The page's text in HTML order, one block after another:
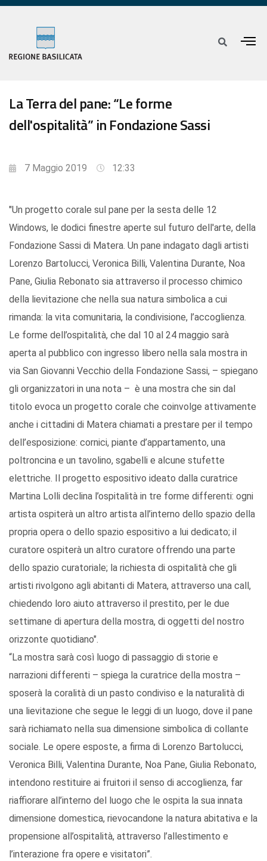
La Terra del pane: “Le forme
dell'ospitalità” in Fondazione Sassi
7 Maggio 2019 12:33
"Un progetto corale sul pane per la sesta delle 12
Windows, le dodici finestre aperte sul futuro dell'arte, della
Fondazione Sassi di Matera. Un pane indagato dagli artisti
Lorenzo Bartolucci, Veronica Billi, Valentina Durante, Noa
Pane, Giulia Rebonato sia attraverso il processo chimico
della lievitazione che nella sua natura simbolica a cui
rimanda: la vita comunitaria, la condivisione, l’accoglienza.
Le forme dell’ospitalità, che dal 10 al 24 maggio sarà
aperta al pubblico con ingresso libero nella sala mostra in
via San Giovanni Vecchio della Fondazione Sassi, – spiegano
gli organizzatori in una nota – è una mostra che sin dal
titolo evoca un progetto corale che coinvolge attivamente
anche i cittadini di Matera chiamati a prestare per il tempo
dell’esposizione: cornici, piante d’appartamento, una
poltroncina e un tavolino, sgabelli e alcune stufette
elettriche. Il progetto espositivo ideato dalla curatrice
Martina Lolli declina l’ospitalità in tre forme differenti: ogni
artista ospiterà un altro artista all’interno dello spazio della
propria opera o dello spazio espositivo a lui dedicato; il
curatore ospiterà un altro curatore offrendo una parte
dello spazio curatoriale; la richiesta di ospitalità che gli
artisti rivolgono agli abitanti di Matera, attraverso una call,
chiedendo loro aiuto attraverso il prestito, per le due
settimane di apertura della mostra, di oggetti del nostro
orizzonte quotidiano".
“La mostra sarà così luogo di passaggio di storie e
narrazioni differenti – spiega la curatrice della mostra –
sposerà la coralità di un pasto condiviso e la naturalità di
una lievitazione che segue le leggi di un luogo, dove il pane
sarà richiamato nella sua dimensione simbolica di collante
sociale. Le opere esposte, a firma di Lorenzo Bartolucci,
Veronica Billi, Valentina Durante, Noa Pane, Giulia Rebonato,
intendono restituire ai fruitori il senso di accoglienza, far
riaffiorare all’interno del luogo che le ospita la sua innata
dimensione domestica, rievocandone la natura abitativa e la
propensione all’ospitalità, attraverso l’allestimento e
l’interazione fra opere e visitatori”.